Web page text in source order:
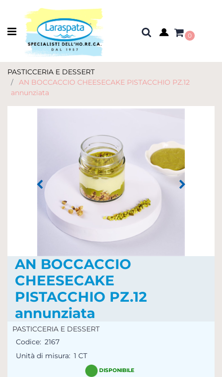
Open menu
0
PASTICCERIA E DESSERT
AN BOCCACCIO CHEESECAKE PISTACCHIO PZ.12
annunziata
AN BOCCACCIO
CHEESECAKE
PISTACCHIO PZ.12
annunziata
PASTICCERIA E DESSERT
Codice: 2167
Unità di misura: 1 CT
DISPONIBILE